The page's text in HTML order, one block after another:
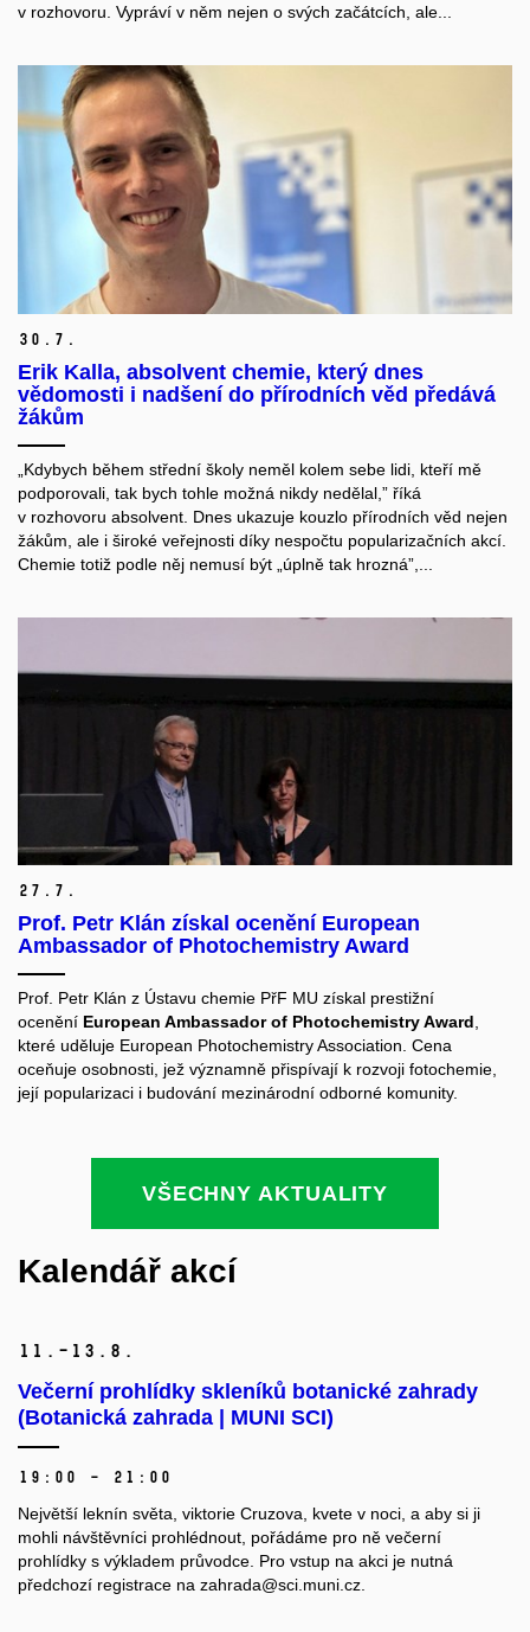
v rozhovoru. Vypráví v něm nejen o svých začátcích, ale...
30. 7.
Erik Kalla, absolvent chemie, který dnes
vědomosti i nadšení do přírodních věd předává
žákům
„Kdybych během střední školy neměl kolem sebe lidi, kteří mě
podporovali, tak bych tohle možná nikdy nedělal,” říká
v rozhovoru absolvent. Dnes ukazuje kouzlo přírodních věd nejen
žákům, ale i široké veřejnosti díky nespočtu popularizačních akcí.
Chemie totiž podle něj nemusí být „úplně tak hrozná”,...
27. 7.
Prof. Petr Klán získal ocenění European
Ambassador of Photochemistry Award
Prof. Petr Klán z Ústavu chemie PřF MU získal prestižní
ocenění European Ambassador of Photochemistry Award
které uděluje European Photochemistry Association. Cena
oceňuje osobnosti, jež významně přispívají k rozvoji fotochemie,
její popularizaci i budování mezinárodní odborné komunity.
VŠECHNY AKTUALITY
Kalendář akcí
11.–13. 8.
Večerní prohlídky skleníků botanické zahrady
(Botanická zahrada | MUNI SCI)
19:00 – 21:00
Největší leknín světa, viktorie Cruzova, kvete v noci, a aby si ji
mohli návštěvníci prohlédnout, pořádáme pro ně večerní
prohlídky s výkladem průvodce. Pro vstup na akci je nutná
předchozí registrace na zahrada@sci.muni.cz.